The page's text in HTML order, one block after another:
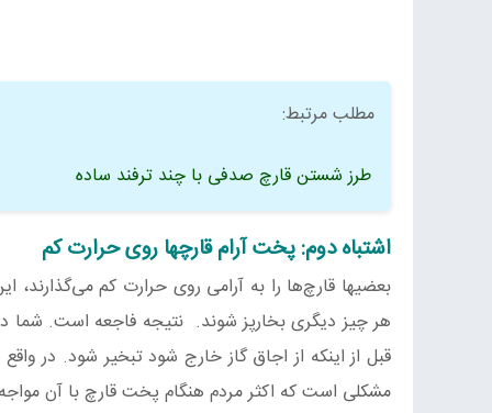
مطلب مرتبط:
طرز شستن قارچ صدفی با چند ترفند ساده
اشتباه دوم: پخت آرام قارچها روی حرارت کم
بعضیها قارچ‌ها را به آرامی روی حرارت کم
هر چیز دیگری بخارپز شوند. نتیجه فاجعه است. شما
قبل از اینکه از اجاق گاز خارج شود تبخیر شود. در
مشکلی است که اکثر مردم هنگام پخت قارچ با آن